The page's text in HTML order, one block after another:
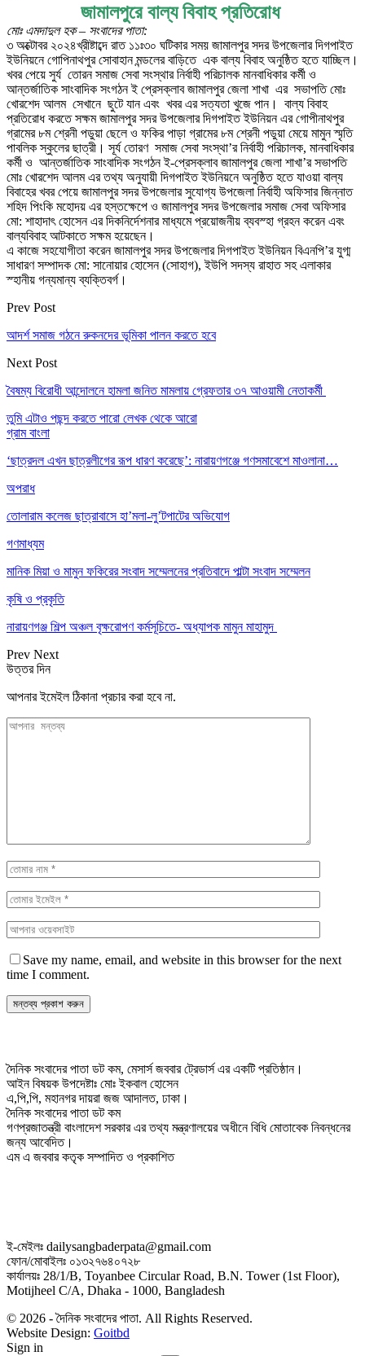
জামালপুরে বাল্য বিবাহ প্রতিরোধ
মোঃ এমদাদুল হক – সংবাদের পাতা:
৩ অক্টোবর ২০২৪খ্রীষ্টাব্দে রাত ১১ঃ৩০ ঘটিকার সময় জামালপুর সদর উপজেলার দিগপাইত
ইউনিয়নে গোপিনাথপুর সোবাহান মন্ডলের বাড়িতে এক বাল্য বিবাহ অনুষ্ঠিত হতে যাচ্ছিল।
খবর পেয়ে সুর্য তোরন সমাজ সেবা সংস্থার নির্বাহী পরিচালক মানবাধিকার কর্মী ও
আন্তর্জাতিক সাংবাদিক সংগঠন ই প্রেসক্লাব জামালপুর জেলা শাখা এর সভাপতি মোঃ
খোরশেদ আলম সেখানে ছুটে যান এবং খবর এর সত্যতা খুজে পান। বাল্য বিবাহ
প্রতিরোধ করতে সক্ষম জামালপুর সদর উপজেলার দিগপাইত ইউনিয়ন এর গোপীনাথপুর
গ্রামের ৮ম শ্রেনী পডুয়া ছেলে ও ফকির পাড়া গ্রামের ৮ম শ্রেনী পডুয়া মেয়ে মামুন স্মৃতি
পাবলিক স্কুলের ছাত্রী। সূর্য তোরণ সমাজ সেবা সংস্থা’র নির্বাহী পরিচালক, মানবাধিকার
কর্মী ও আন্তর্জাতিক সাংবাদিক সংগঠন ই-প্রেসক্লাব জামালপুর জেলা শাখা’র সভাপতি
মোঃ খোরশেদ আলম এর তথ্য অনুযায়ী দিগপাইত ইউনিয়নে অনুষ্ঠিত হতে যাওয়া বাল্য
বিবাহের খবর পেয়ে জামালপুর সদর উপজেলার সুযোগ্য উপজেলা নির্বাহী অফিসার জিন্নাত
শহিদ পিংকি মহোদয় এর হস্তক্ষেপে ও জামালপুর সদর উপজেলার সমাজ সেবা অফিসার
মো: শাহাদাৎ হোসেন এর দিকনির্দেশনার মাধ্যমে প্রয়োজনীয় ব্যবস্হা গ্রহন করেন এবং
বাল্যবিবাহ আটকাতে সক্ষম হয়েছেন।
এ কাজে সহযোগীতা করেন জামালপুর সদর উপজেলার দিগপাইত ইউনিয়ন বিএনপি’র যুগ্ম
সাধারণ সম্পাদক মো: সানোয়ার হোসেন (সোহাগ), ইউপি সদস্য রাহাত সহ এলাকার
স্হানীয় গন্যমান্য ব্যক্তিবর্গ।
Prev Post
আদর্শ সমাজ গঠনে রুকনদের ভূমিকা পালন করতে হবে
Next Post
বৈষম্য বিরোধী আন্দোলনে হামলা জনিত মামলায় গ্রেফতার ৩৭ আওয়ামী নেতাকর্মী
তুমি এটাও পছন্দ করতে পারো লেখক থেকে আরো
গ্রাম বাংলা
‘ছাত্রদল এখন ছাত্রলীগের রূপ ধারণ করেছে’: নারায়ণগঞ্জে গণসমাবেশে মাওলানা…
অপরাধ
তোলারাম কলেজ ছাত্রাবাসে হা’মলা-লু’টপাটের অভিযোগ
গণমাধ্যম
মানিক মিয়া ও মামুন ফকিরের সংবাদ সম্মেলনের প্রতিবাদে পাল্টা সংবাদ সম্মেলন
কৃষি ও প্রকৃতি
নারায়ণগঞ্জ শিল্প অঞ্চল বৃক্ষরোপণ কর্মসূচিতে- অধ্যাপক মামুন মাহামুদ
Prev Next
উত্তর দিন
আপনার ইমেইল ঠিকানা প্রচার করা হবে না.
Save my name, email, and website in this browser for the next
time I comment.
দৈনিক সংবাদের পাতা ডট কম, মেসার্স জববার ট্রেডার্স এর একটি প্রতিষ্ঠান।
আইন বিষয়ক উপদেষ্টাঃ মোঃ ইকবাল হোসেন
এ,পি,পি, মহানগর দায়রা জজ আদালত, ঢাকা।
দৈনিক সংবাদের পাতা ডট কম
গণপ্রজাতন্ত্রী বাংলাদেশ সরকার এর তথ্য মন্ত্রণালয়ের অধীনে বিধি মোতাবেক নিবন্ধনের
জন্য আবেদিত।
এম এ জববার কতৃক সম্পাদিত ও প্রকাশিত
ই-মেইলঃ dailysangbaderpata@gmail.com
ফোন/মোবাইলঃ ০১৩২৭৬৪০৭২৮
কার্যালয়ঃ 28/1/B, Toyanbee Circular Road, B.N. Tower (1st Floor),
Motijheel C/A, Dhaka - 1000, Bangladesh
© 2026 - দৈনিক সংবাদের পাতা. All Rights Reserved.
Website Design: Goitbd
Sign in